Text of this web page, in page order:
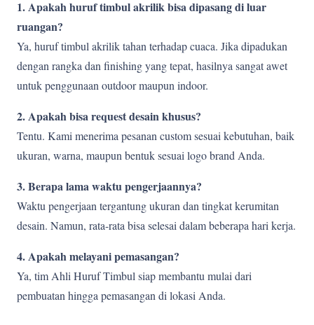
1. Apakah huruf timbul akrilik bisa dipasang di luar
ruangan?
Ya, huruf timbul akrilik tahan terhadap cuaca. Jika dipadukan
dengan rangka dan finishing yang tepat, hasilnya sangat awet
untuk penggunaan outdoor maupun indoor.
2. Apakah bisa request desain khusus?
Tentu. Kami menerima pesanan custom sesuai kebutuhan, baik
ukuran, warna, maupun bentuk sesuai logo brand Anda.
3. Berapa lama waktu pengerjaannya?
Waktu pengerjaan tergantung ukuran dan tingkat kerumitan
desain. Namun, rata-rata bisa selesai dalam beberapa hari kerja.
4. Apakah melayani pemasangan?
Ya, tim Ahli Huruf Timbul siap membantu mulai dari
pembuatan hingga pemasangan di lokasi Anda.